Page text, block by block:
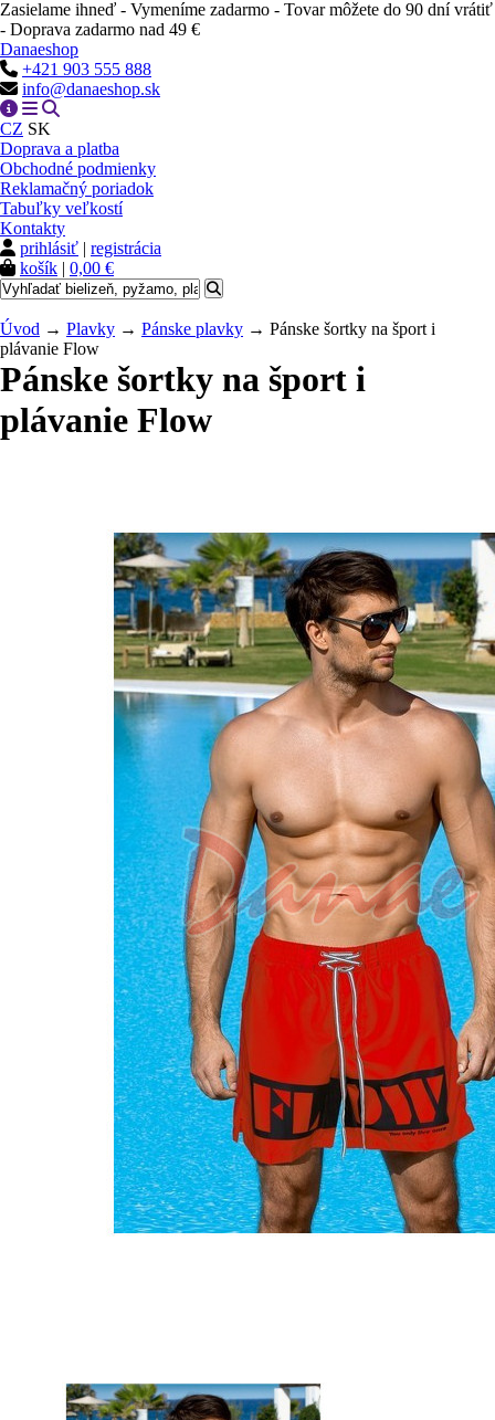
Zasielame ihneď - Vymeníme zadarmo - Tovar môžete do 90 dní vrátiť
- Doprava zadarmo nad 49 €
Danaeshop
+421 903 555 888
info@danaeshop.sk
CZ SK
Doprava a platba
Obchodné podmienky
Reklamačný poriadok
Tabuľky veľkostí
Kontakty
prihlásiť | registrácia
košík | 0,00 €
Úvod → Plavky → Pánske plavky → Pánske šortky na šport i
plávanie Flow
Pánske šortky na šport i
plávanie Flow